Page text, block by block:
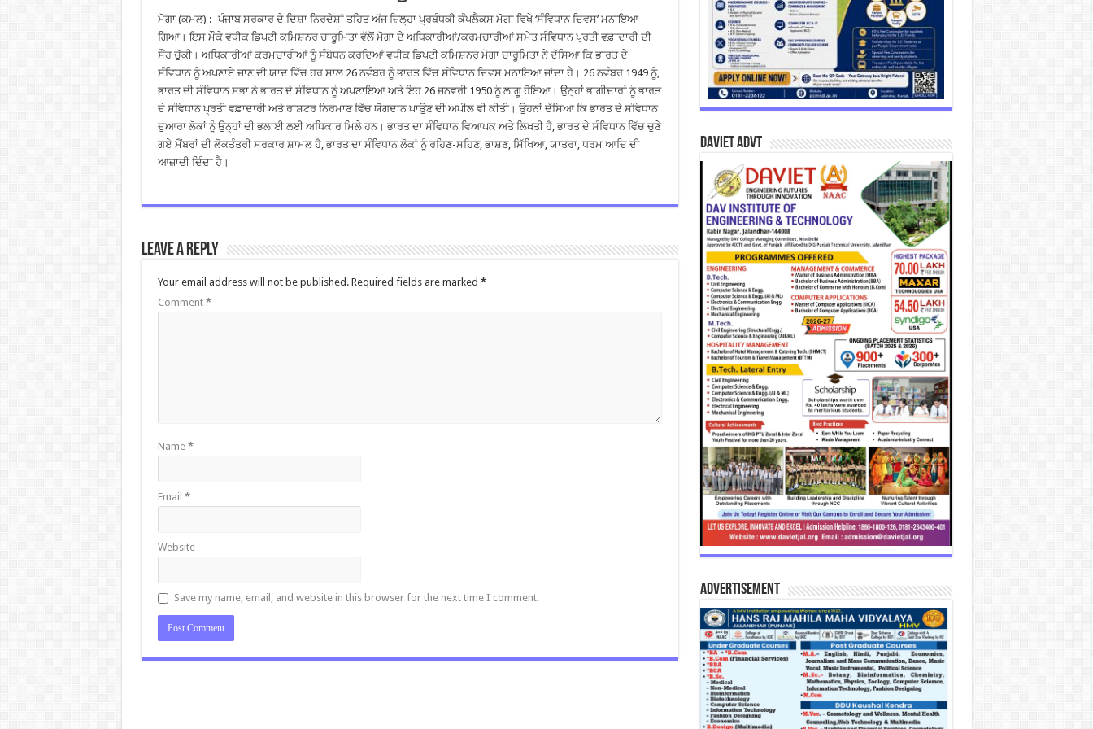
ਮੋਗਾ (ਕਮਲ) :- ਪੰਜਾਬ ਸਰਕਾਰ ਦੇ ਦਿਸ਼ਾ ਨਿਰਦੇਸ਼ਾਂ ਤਹਿਤ ਅੱਜ ਜ਼ਿਲ੍ਹਾ ਪ੍ਰਬੰਧਕੀ ਕੰਪਲੈਕਸ ਮੋਗਾ ਵਿਖੇ ‘ਸੰਵਿਧਾਨ ਦਿਵਸ’ ਮਨਾਇਆ
ਗਿਆ। ਇਸ ਮੌਕੇ ਵਧੀਕ ਡਿਪਟੀ ਕਮਿਸ਼ਨਰ ਚਾਰੂਮਿਤਾ ਵੱਲੋਂ ਮੋਗਾ ਦੇ ਅਧਿਕਾਰੀਆਂ/ਕਰਮਚਾਰੀਆਂ ਸਮੇਤ ਸੰਵਿਧਾਨ ਪ੍ਰਤੀ ਵਫ਼ਾਦਾਰੀ ਦੀ
ਸੌਂਹ ਚੁੱਕੀ। ਅਧਿਕਾਰੀਆਂ ਕਰਮਚਾਰੀਆਂ ਨੂੰ ਸੰਬੋਧਨ ਕਰਦਿਆਂ ਵਧੀਕ ਡਿਪਟੀ ਕਮਿਸ਼ਨਰ ਮੋਗਾ ਚਾਰੂਮਿਤਾ ਨੇ ਦੱਸਿਆ ਕਿ ਭਾਰਤ ਦੇ
ਸੰਵਿਧਾਨ ਨੂੰ ਅਪਣਾਏ ਜਾਣ ਦੀ ਯਾਦ ਵਿੱਚ ਹਰ ਸਾਲ 26 ਨਵੰਬਰ ਨੂੰ ਭਾਰਤ ਵਿੱਚ ਸੰਵਿਧਾਨ ਦਿਵਸ ਮਨਾਇਆ ਜਾਂਦਾ ਹੈ। 26 ਨਵੰਬਰ 1949 ਨੂੰ,
ਭਾਰਤ ਦੀ ਸੰਵਿਧਾਨ ਸਭਾ ਨੇ ਭਾਰਤ ਦੇ ਸੰਵਿਧਾਨ ਨੂੰ ਅਪਣਾਇਆ ਅਤੇ ਇਹ 26 ਜਨਵਰੀ 1950 ਨੂੰ ਲਾਗੂ ਹੋਇਆ। ਉਨ੍ਹਾਂ ਭਾਗੀਦਾਰਾਂ ਨੂੰ ਭਾਰਤ
ਦੇ ਸੰਵਿਧਾਨ ਪ੍ਰਤੀ ਵਫ਼ਾਦਾਰੀ ਅਤੇ ਰਾਸ਼ਟਰ ਨਿਰਮਾਣ ਵਿੱਚ ਯੋਗਦਾਨ ਪਾਉਣ ਦੀ ਅਪੀਲ ਵੀ ਕੀਤੀ। ਉਹਨਾਂ ਦੱਸਿਆ ਕਿ ਭਾਰਤ ਦੇ ਸੰਵਿਧਾਨ
ਦੁਆਰਾ ਲੋਕਾਂ ਨੂੰ ਉਨ੍ਹਾਂ ਦੀ ਭਲਾਈ ਲਈ ਅਧਿਕਾਰ ਮਿਲੇ ਹਨ। ਭਾਰਤ ਦਾ ਸੰਵਿਧਾਨ ਵਿਆਪਕ ਅਤੇ ਲਿਖਤੀ ਹੈ, ਭਾਰਤ ਦੇ ਸੰਵਿਧਾਨ ਵਿੱਚ ਚੁਣੇ
ਗਏ ਮੈਂਬਰਾਂ ਦੀ ਲੋਕਤੰਤਰੀ ਸਰਕਾਰ ਸ਼ਾਮਲ ਹੈ, ਭਾਰਤ ਦਾ ਸੰਵਿਧਾਨ ਲੋਕਾਂ ਨੂੰ ਰਹਿਣ-ਸਹਿਣ, ਭਾਸ਼ਣ, ਸਿੱਖਿਆ, ਯਾਤਰਾ, ਧਰਮ ਆਦਿ ਦੀ
ਆਜ਼ਾਦੀ ਦਿੰਦਾ ਹੈ।
Leave a Reply
Your email address will not be published. Required fields are marked *
Comment *
Name *
Email *
Website
Save my name, email, and website in this browser for the next time I comment.
DAVIET Advt
Advertisement